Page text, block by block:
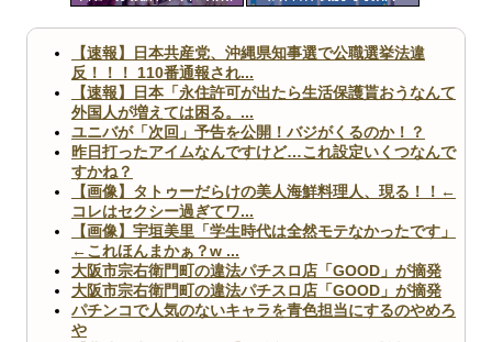
ツー
【速報】日本共産党、沖縄県知事選で公職選挙法違
反！！！ 110番通報され...
【速報】日本「永住許可が出たら生活保護貰おうなんて
外国人が増えては困る。...
ユニバが「次回」予告を公開！バジがくるのか！？
昨日打ったアイムなんですけど…これ設定いくつなんで
すかね？
【画像】タトゥーだらけの美人海鮮料理人、現る！！←
コレはセクシー過ぎてワ...
【画像】宇垣美里「学生時代は全然モテなかったです」
←これほんまかぁ？w ...
大阪市宗右衛門町の違法パチスロ店「GOOD」が摘発
大阪市宗右衛門町の違法パチスロ店「GOOD」が摘発
パチンコで人気のないキャラを青色担当にするのやめろ
や